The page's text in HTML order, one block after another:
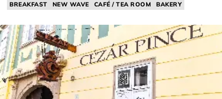
BREAKFAST NEW WAVE CAFÉ / TEA ROOM
BAKERY